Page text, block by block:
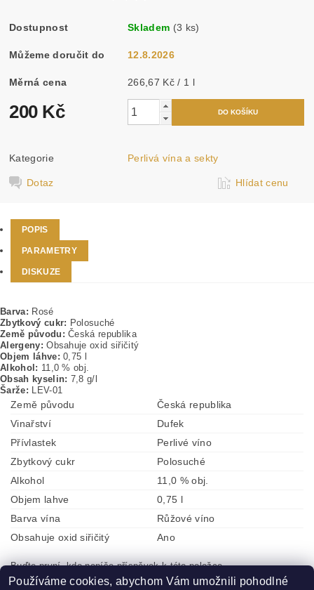
Dostupnost Skladem (3 ks)
Můžeme doručit do 12.8.2026
Měrná cena 266,67 Kč / 1 l
200 Kč
Kategorie Perlivá vína a sekty
Dotaz Hlídat cenu
POPIS
PARAMETRY
DISKUZE
Barva: Rosé
Zbytkový cukr: Polosuché
Země původu: Česká republika
Alergeny: Obsahuje oxid siřičitý
Objem láhve: 0,75 l
Alkohol: 11,0 % obj.
Obsah kyselin: 7,8 g/l
Šarže: LEV-01
Země původu
Česká republika
Vinařství
Dufek
Přívlastek
Perlivé víno
Zbytkový cukr
Polosuché
Alkohol
11,0 % obj.
Objem lahve
0,75 l
Barva vína
Růžové víno
Obsahuje oxid siřičitý
Ano
Buďte první, kdo napíše příspěvek k této položce.
Používáme cookies, abychom Vám umožnili pohodlné